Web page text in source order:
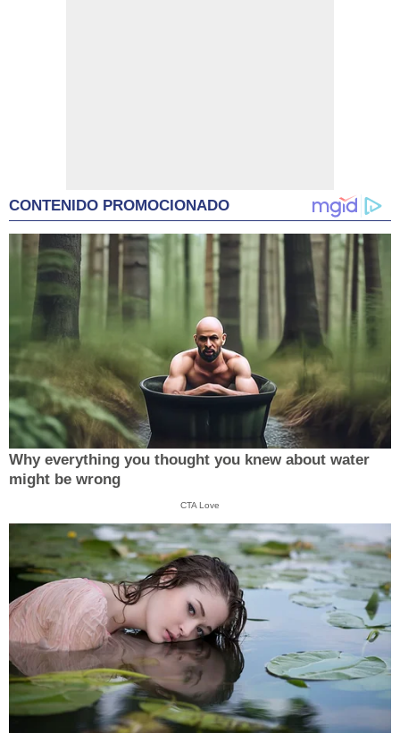
CONTENIDO PROMOCIONADO
Why everything you thought you knew about water
might be wrong
CTA Love